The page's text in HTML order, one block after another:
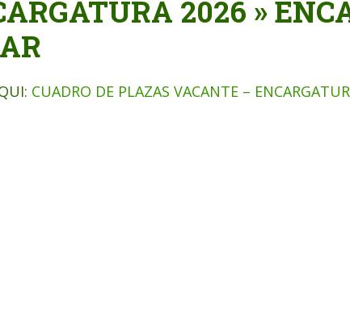
2026 »
CUADRO DE PLAZAS VACANTE –